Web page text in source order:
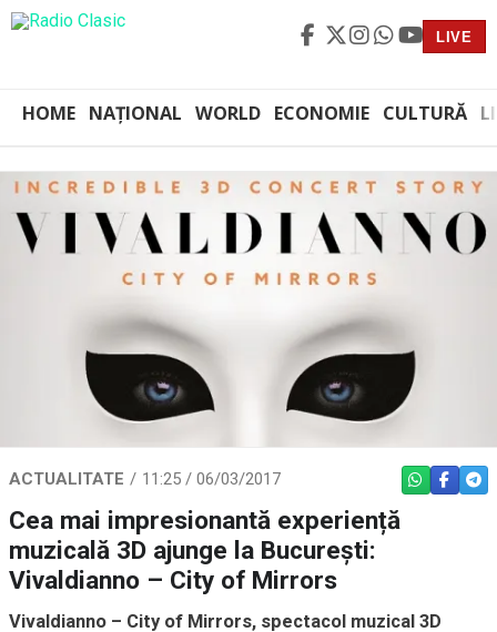
LIVE
HOME NAȚIONAL WORLD ECONOMIE CULTURĂ
ACTUALITATE 11:25 / 06/03/2017 WHATSAPP
Cea mai impresionantă experiență
muzicală 3D ajunge la București:
Vivaldianno – City of Mirrors
Vivaldianno – City of Mirrors, spectacol muzical 3D